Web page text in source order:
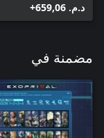
د.م.‏ 659,06+
مضمنة في